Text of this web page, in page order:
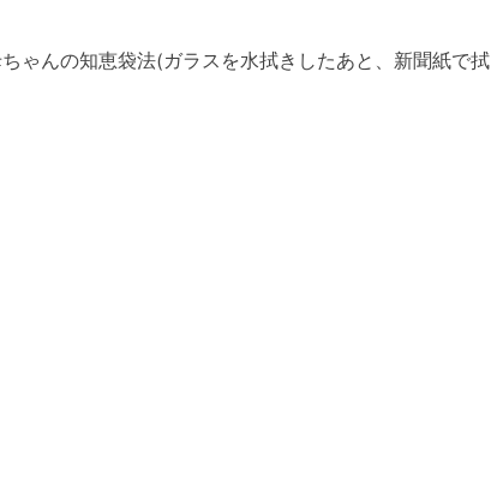
ゃんの知恵袋法(ガラスを水拭きしたあと、新聞紙で拭